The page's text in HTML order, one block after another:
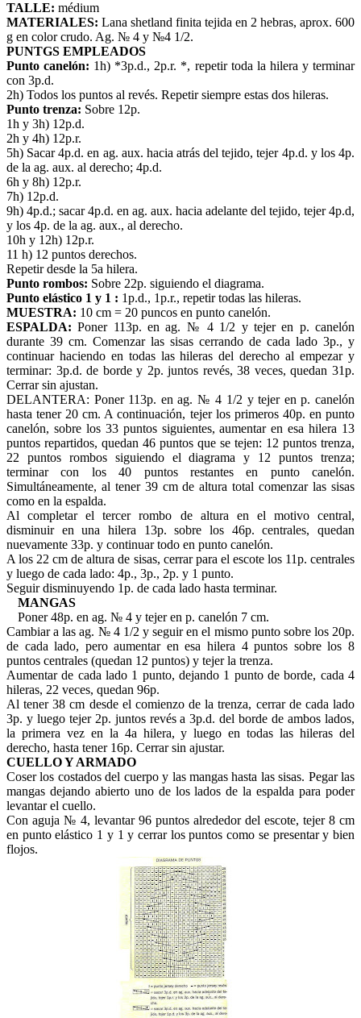
TALLE: médium
MATERIALES: Lana shetland finita tejida en 2 hebras, aprox. 600
g en color crudo. Ag. № 4 y №4 1/2.
PUNTGS EMPLEADOS
Punto canelón: 1h) *3p.d., 2p.r. *, repetir toda la hilera y terminar
con 3p.d.
2h) Todos los puntos al revés. Repetir siempre estas dos hileras.
Punto trenza: Sobre 12p.
1h y 3h) 12p.d.
2h y 4h) 12p.r.
5h) Sacar 4p.d. en ag. aux. hacia atrás del tejido, tejer 4p.d. y los 4p.
de la ag. aux. al derecho; 4p.d.
6h y 8h) 12p.r.
7h) 12p.d.
9h) 4p.d.; sacar 4p.d. en ag. aux. hacia adelante del tejido, tejer 4p.d,
y los 4p. de la ag. aux., al derecho.
10h y 12h) 12p.r.
11 h) 12 puntos derechos.
Repetir desde la 5a hilera.
Punto rombos: Sobre 22p. siguiendo el diagrama.
Punto elástico 1 y 1 : 1p.d., 1p.r., repetir todas las hileras.
MUESTRA: 10 cm = 20 puncos en punto canelón.
ESPALDA:Poner 113p. en ag. № 4 1/2 y tejer en p. canelón
durante 39 cm. Comenzar las sisas cerrando de cada lado 3p., y
continuar haciendo en todas las hileras del derecho al empezar y
terminar: 3p.d. de borde y 2p. juntos revés, 38 veces, quedan 31p.
Cerrar sin ajustan.
DELANTERA: Poner 113p. en ag. № 4 1/2 y tejer en p. canelón
hasta tener 20 cm. A continuación, tejer los primeros 40p. en punto
canelón, sobre los 33 puntos siguientes, aumentar en esa hilera 13
puntos repartidos, quedan 46 puntos que se tejen: 12 puntos trenza,
22 puntos rombos siguiendo el diagrama y 12 puntos trenza;
terminar con los 40 puntos restantes en punto canelón.
Simultáneamente, al tener 39 cm de altura total comenzar las sisas
como en la espalda.
Al completar el tercer rombo de altura en el motivo central,
disminuir en una hilera 13p. sobre los 46p. centrales, quedan
nuevamente 33p. y continuar todo en punto canelón.
A los 22 cm de altura de sisas, cerrar para el escote los 11p. centrales
y luego de cada lado: 4p., 3p., 2p. y 1 punto.
Seguir disminuyendo 1p. de cada lado hasta terminar.
MANGAS
Poner 48p. en ag. № 4 y tejer en p. canelón 7 cm.
Cambiar a las ag. № 4 1/2 y seguir en el mismo punto sobre los 20p.
de cada lado, pero aumentar en esa hilera 4 puntos sobre los 8
puntos centrales (quedan 12 puntos) y tejer la trenza.
Aumentar de cada lado 1 punto, dejando 1 punto de borde, cada 4
hileras, 22 veces, quedan 96p.
Al tener 38 cm desde el comienzo de la trenza, cerrar de cada lado
3p. y luego tejer 2p. juntos revés a 3p.d. del borde de ambos lados,
la primera vez en la 4a hilera, y luego en todas las hileras del
derecho, hasta tener 16p. Cerrar sin ajustar.
CUELLO Y ARMADO
Coser los costados del cuerpo y las mangas hasta las sisas. Pegar las
mangas dejando abierto uno de los lados de la espalda para poder
levantar el cuello.
Con aguja № 4, levantar 96 puntos alrededor del escote, tejer 8 cm
en punto elástico 1 y 1 y cerrar los puntos como se presentar y bien
flojos.